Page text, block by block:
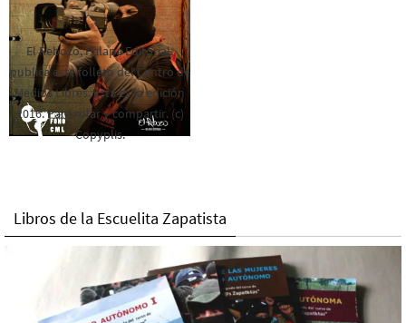
El Rebozo, Palapa Editorial,
publica este folleto del Centro de
Medios Libres. Esta es la edición
2016. Para rolar y compartir. (c)
Copyplis.
Libros de la Escuelita Zapatista